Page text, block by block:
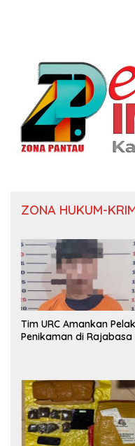
ZONA HUKUM-
Tim URC Amankan
Penikaman di Rajabasa